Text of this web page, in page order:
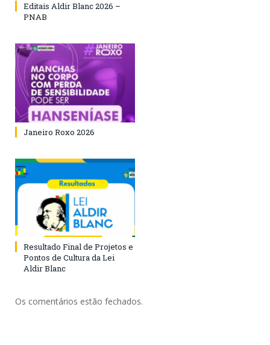
Editais Aldir Blanc 2026 –
PNAB
Janeiro Roxo 2026
Resultado Final de Projetos e
Pontos de Cultura da Lei
Aldir Blanc
Os comentários estão fechados.